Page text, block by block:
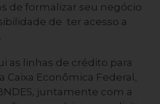
de formalizar seu negócio
de ter acesso a
as linhas de crédito para
Caixa Econômica Federal,
juntamente com a